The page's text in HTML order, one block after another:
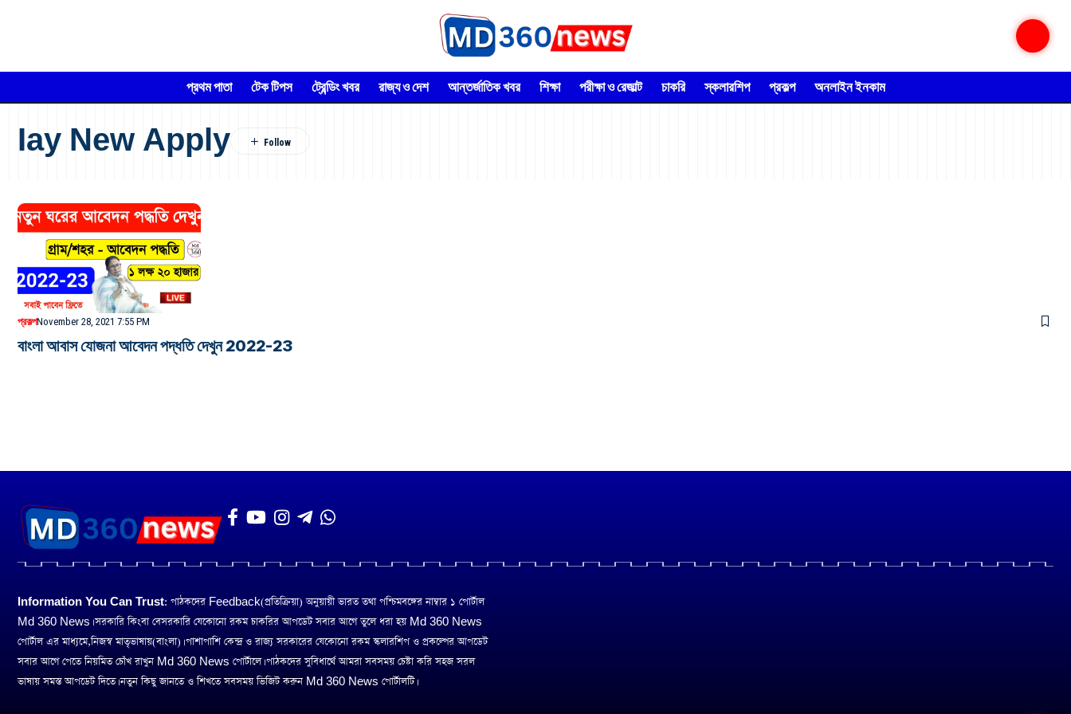
প্রথম পাতা টেক টিপস ট্রেন্ডিং খবর রাজ্য ও দেশ আন্তর্জাতিক খবর শিক্ষা পরীক্ষা ও রেজাল্ট চাকরি স্কলারশিপ প্রকল্প অনলাইন ইনকাম
Iay New Apply
প্রকল্পNovember 28, 2021 7:55 PM
বাংলা আবাস যোজনা আবেদন পদ্ধতি দেখুন 2022-23
Information You Can Trust: পাঠকদের Feedback(প্রতিক্রিয়া) অনুয়ায়ী ভারত তথা পশ্চিমবঙ্গের নাম্বার ১ পোর্টাল
Md 360 News। সরকারি কিংবা বেসরকারি যেকোনো রকম চাকরির আপডেট সবার আগে তুলে ধরা হয় Md 360 News
পোর্টাল এর মাধ্যমে,নিজস্ব মাতৃভাষায়(বাংলা)। পাশাপাশি কেন্দ্র ও রাজ্য সরকারের যেকোনো রকম স্কলারশিপ ও প্রকল্পের আপডেট
সবার আগে পেতে নিয়মিত চোঁখ রাখুন Md 360 News পোর্টালে। পাঠকদের সুবিধার্থে আমরা সবসময় চেষ্টা করি সহজ সরল
ভাষায় সমস্ত আপডেট দিতে। নতুন কিছু জানতে ও শিখতে সবসময় ভিজিট করুন Md 360 News পোর্টালটি।